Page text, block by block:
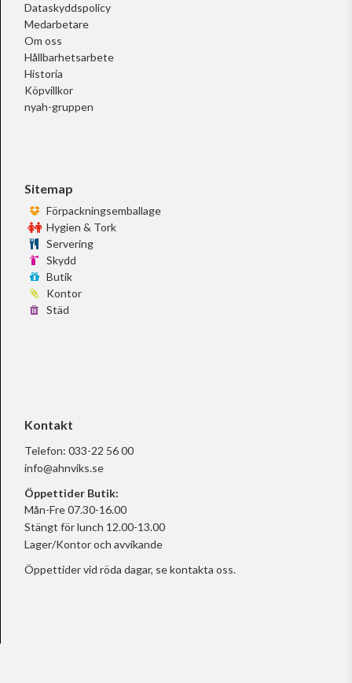
Dataskyddspolicy
Medarbetare
Om oss
Hållbarhetsarbete
Historia
Köpvillkor
nyah-gruppen
Sitemap
Förpackningsemballage
Hygien & Tork
Servering
Skydd
Butik
Kontor
Städ
Kontakt
Telefon: 033-22 56 00
info@ahnviks.se
Öppettider Butik:
Mån-Fre 07.30-16.00
Stängt för lunch 12.00-13.00
Lager/Kontor och avvikande
Öppettider vid röda dagar, sekontakta oss.